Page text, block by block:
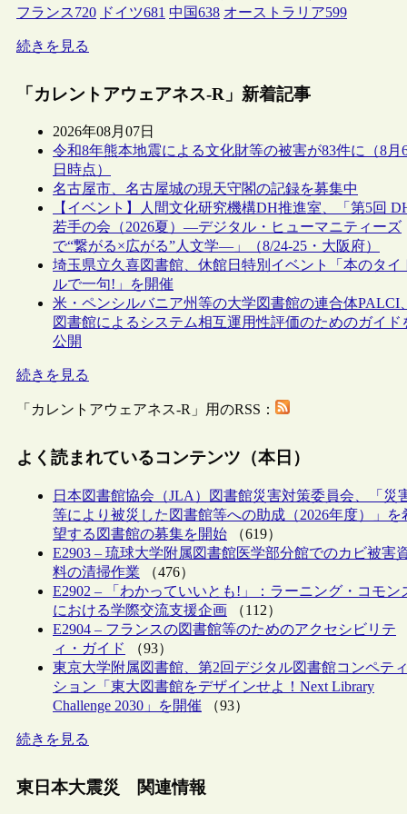
フランス720 ドイツ681 中国638 オーストラリア599
続きを見る
「カレントアウェアネス-R」新着記事
2026年08月07日
令和8年熊本地震による文化財等の被害が83件に（8月
日時点）
名古屋市、名古屋城の現天守閣の記録を募集中
【イベント】人間文化研究機構DH推進室、「第5回
若手の会（2026夏）―デジタル・ヒューマニティーズ
で“繋がる×広がる”人文学―」（8/24-25・大阪府）
埼玉県立久喜図書館、休館日特別イベント「本のタイ
ルで一句!」を開催
米・ペンシルバニア州等の大学図書館の連合体PALCI、
図書館によるシステム相互運用性評価のためのガイド
公開
続きを見る
「カレントアウェアネス-R」用のRSS：
よく読まれているコンテンツ（本日）
日本図書館協会（JLA）図書館災害対策委員会、「災
等により被災した図書館等への助成（2026年度）」を
望する図書館の募集を開始 （619）
E2903 – 琉球大学附属図書館医学部分館でのカビ被害
料の清掃作業 （476）
E2902 – 「わかっていいとも!」：ラーニング・コモン
における学際交流支援企画 （112）
E2904 – フランスの図書館等のためのアクセシビリテ
ィ・ガイド
（93）
東京大学附属図書館、第2回デジタル図書館コンペティ
ション「東大図書館をデザインせよ！Next Library
Challenge 2030」を開催 （93）
続きを見る
東日本大震災 関連情報